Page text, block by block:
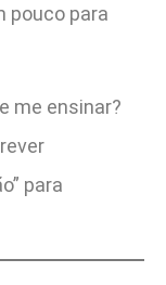
pouco para
me ensinar?
para